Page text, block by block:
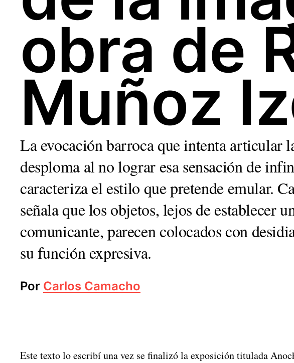
obra de
Muñoz
La evocación barroca que intenta articular
desploma al no lograr esa sensación de
caracteriza el estilo que pretende emular.
señala que los objetos, lejos de establecer
comunicante, parecen colocados con
su función expresiva.
Por Carlos Camacho
Este texto lo escribí una vez se finalizó la exposición titulada